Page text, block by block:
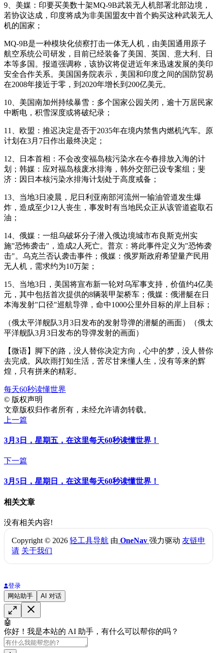
9、美媒：印要买美数十架MQ-9B武装无人机部署北部边境，
若协议达成，印度将成为非美国盟友中首个购买这种武装无人
机的国家；
MQ-9B是一种模块化侦察打击一体无人机，由美国通用原子
航空系统公司研发，目前已经装备了美国、英国、意大利、日
本等多国。报道强调称，该协议将促进近年来迅速发展的美印
安全合作关系。美国国务院表示，美国和印度之间的国防贸易
在2008年接近于零，到2020年增长到200亿美元。
10、美国南加州持续暴雪：多个国家公园关闭，逾十万居民家
中断电，积雪深度或将破纪录；
11、欧盟：推迟决定是否于2035年在境内禁售内燃机汽车。原
计划在3月7日作出最终决定；
12、日本首相：不会改变福岛核污染水在今春排放入海的计
划；韩媒：应对福岛核废水排海，韩外交部已设专案组；斐
济：因日本核污染水排海计划处于高度戒备；
13、当地3日凌晨，尼日利亚南部河流州一输油管道发生爆
炸，造成至少12人丧生，事发时有当地民众正从该管道盗取石
油；
14、俄媒：一组乌破坏分子潜入俄边境城市布良斯克州实
施"恐怖袭击"，造成2人死亡。普京：将此事件定义为"恐怖袭
击"。乌克兰否认袭击事件；俄媒：俄罗斯政府希望量产民用
无人机，需求约为10万架；
15、当地3日，美国将宣布新一轮对乌军事支持，价值约4亿美
元，其中包括首次提供的8辆装甲架桥车；俄媒：俄潜艇在日
本海发射"口径"巡航导弹，命中1000公里外目标的岸上目标；
（俄太平洋舰队3月3日发布的发射导弹的潜艇的画面）（俄太
平洋舰队3月3日发布的导弹发射的画面）
【微语】脚下的路，没人替你决定方向，心中的梦，没人替你
去完成。风吹雨打知生活，苦尽甘来懂人生，没有等来的辉
煌，只有拼来的精彩。
每天60秒读懂世界
© 版权声明
文章版权归作者所有，未经允许请勿转载。
上一篇
3月3日，星期五，在这里每天60秒读懂世界！
下一篇
3月5日，星期日，在这里每天60秒读懂世界！
相关文章
没有相关内容!
Copyright © 2026 轻工具导航 由 OneNav 强力驱动 友链申
请 关于我们
登录
网站助手
AI 对话
🤖
你好！我是本站的 AI 助手，有什么可以帮你的吗？